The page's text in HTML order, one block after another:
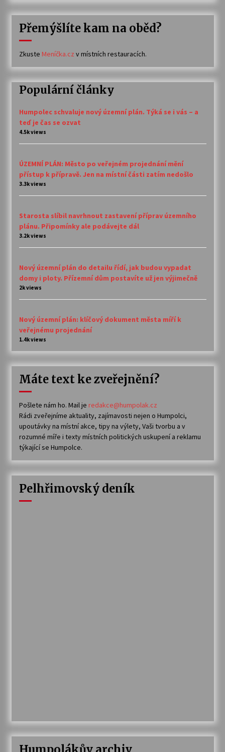
Přemýšlíte kam na oběd?
Zkuste Meníčka.cz v místních restauracích.
Populární články
Humpolec schvaluje nový územní plán. Týká se i vás – a
teď je čas se ozvat
4.5k views
ÚZEMNÍ PLÁN: Město po veřejném projednání mění
přístup k přípravě. Jen na místní části zatím nedošlo
3.3k views
Starosta slíbil navrhnout zastavení příprav územního
plánu. Připomínky ale podávejte dál
3.2k views
Nový územní plán do detailu řídí, jak budou vypadat
domy i ploty. Přízemní dům postavíte už jen výjimečně
2k views
Nový územní plán: klíčový dokument města míří k
veřejnému projednání
1.4k views
Máte text ke zveřejnění?
Pošlete nám ho. Mail je redakce@humpolak.cz
Rádi zveřejníme aktuality, zajímavosti nejen o Humpolci,
upoutávky na místní akce, tipy na výlety, Vaši tvorbu a v
rozumné míře i texty místních politických uskupení a reklamu
týkající se Humpolce.
Pelhřimovský deník